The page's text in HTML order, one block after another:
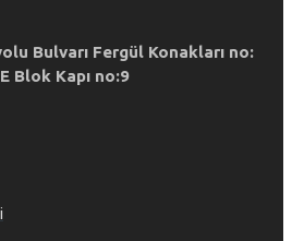
Bulvarı Fergül Konakları no:
Blok Kapı no:9